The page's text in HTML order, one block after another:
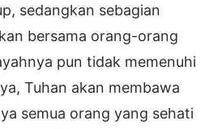
sedangkan sebagian
bersama orang-orang
pun tidak memenuhi
Tuhan akan membawa
semua orang yang sehati